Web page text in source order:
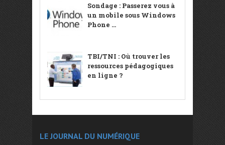
Sondage : Passerez vous à
un mobile sous Windows
Phone ...
TBI/TNI : Où trouver les
ressources pédagogiques
en ligne ?
LE JOURNAL DU NUMÉRIQUE